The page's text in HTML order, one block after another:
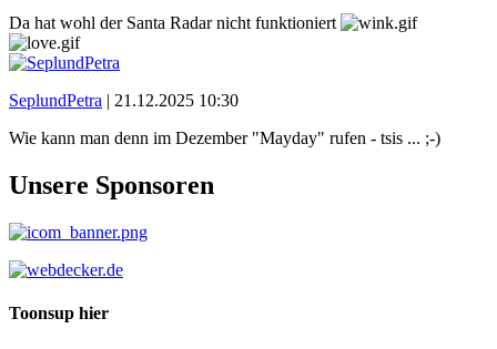
Da hat wohl der Santa Radar nicht funktioniert
SeplundPetra | 21.12.2025 10:30
Wie kann man denn im Dezember "Mayday" rufen - tsis ... ;-)
Unsere Sponsoren
Toonsup hier